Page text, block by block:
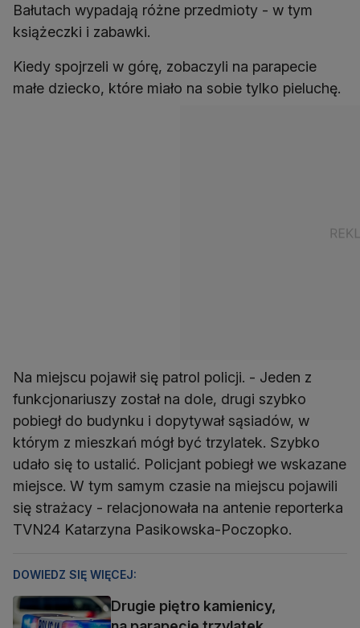
Bałutach wypadają różne przedmioty - w tym
książeczki i zabawki.
Kiedy spojrzeli w górę, zobaczyli na parapecie
małe dziecko, które miało na sobie tylko pieluchę.
Na miejscu pojawił się patrol policji. - Jeden z
funkcjonariuszy został na dole, drugi szybko
pobiegł do budynku i dopytywał sąsiadów, w
którym z mieszkań mógł być trzylatek. Szybko
udało się to ustalić. Policjant pobiegł we wskazane
miejsce. W tym samym czasie na miejscu pojawili
się strażacy - relacjonowała na antenie reporterka
TVN24 Katarzyna Pasikowska-Poczopko.
DOWIEDZ SIĘ WIĘCEJ:
Drugie piętro kamienicy,